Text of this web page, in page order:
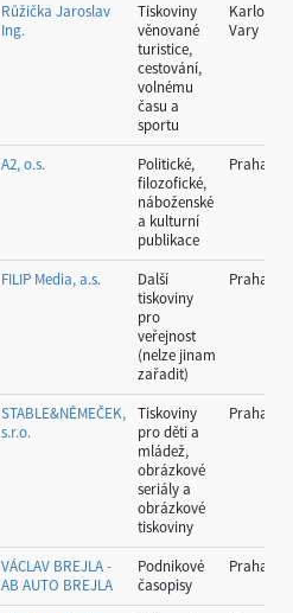
Růžička Jaroslav
Ing.
Tiskoviny
věnované
turistice,
cestování,
volnému
času a
sportu
Karlovy
Vary
A2, o.s.
Politické,
filozofické,
náboženské
a kulturní
publikace
Praha
FILIP Media, a.s.
Další
tiskoviny
pro
veřejnost
(nelze jinam
zařadit)
Praha
STABLE&NĚMEČEK,
s.r.o.
Tiskoviny
pro děti a
mládež,
obrázkové
seriály a
obrázkové
tiskoviny
Praha
VÁCLAV BREJLA -
AB AUTO BREJLA
Podnikové
časopisy
Praha